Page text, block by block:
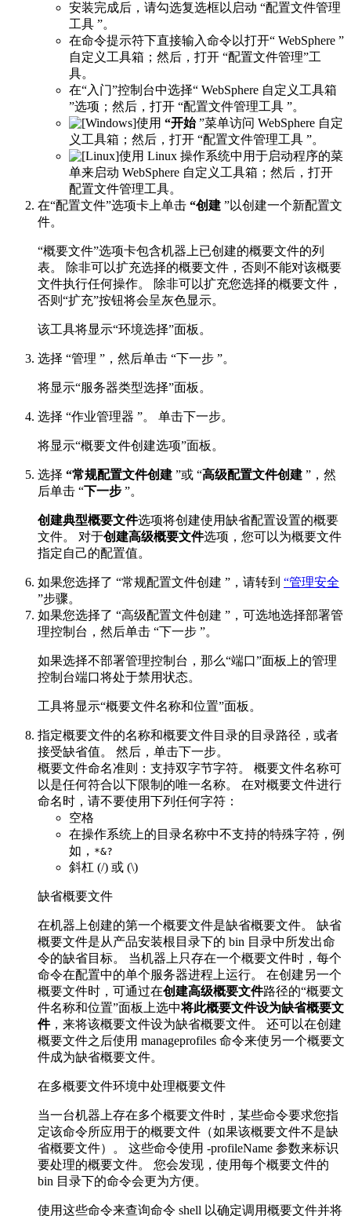
安装完成后，请勾选复选框以启动 “配置文件管理
工具 ”。
在命令提示符下直接输入命令以打开“ WebSphere ”
自定义工具箱；然后，打开 “配置文件管理”工
具。
在“入门”控制台中选择“ WebSphere 自定义工具箱
”选项；然后，打开 “配置文件管理工具 ”。
使用 “开始”菜单访问 WebSphere 自定
义工具箱；然后，打开 “配置文件管理工具 ”。
使用 Linux 操作系统中用于启动程序的菜
单来启动 WebSphere 自定义工具箱；然后，打开
配置文件管理工具。
在“配置文件”选项卡上单击 “创建 ”以创建一个新配置文
件。
“概要文件”选项卡包含机器上已创建的概要文件的列
表。 除非可以扩充选择的概要文件，否则不能对该概要
文件执行任何操作。 除非可以扩充您选择的概要文件，
否则“扩充”按钮将会呈灰色显示。
该工具将显示“环境选择”面板。
选择 “管理 ”，然后单击 “下一步 ”。
将显示“服务器类型选择”面板。
选择 “作业管理器 ”。 单击下一步。
将显示“概要文件创建选项”面板。
选择 “常规配置文件创建 ”或 “高级配置文件创建 ”，然
后单击 “下一步 ”。
创建典型概要文件选项将创建使用缺省配置设置的概要
文件。 对于创建高级概要文件选项，您可以为概要文件
指定自己的配置值。
如果您选择了 “常规配置文件创建 ”，请转到 “管理安全
”步骤。
如果您选择了 “高级配置文件创建 ”，可选地选择部署管
理控制台，然后单击 “下一步 ”。
如果选择不部署管理控制台，那么“端口”面板上的管理
控制台端口将处于禁用状态。
工具将显示“概要文件名称和位置”面板。
指定概要文件的名称和概要文件目录的目录路径，或者
接受缺省值。 然后，单击下一步。
概要文件命名准则：支持双字节字符。 概要文件名称可
以是任何符合以下限制的唯一名称。 在对概要文件进行
命名时，请不要使用下列任何字符：
空格
在操作系统上的目录名称中不支持的特殊字符，例
如， *&?
斜杠 (/) 或 (\)
缺省概要文件
在机器上创建的第一个概要文件是缺省概要文件。 缺省
概要文件是从产品安装根目录下的 bin 目录中所发出命
令的缺省目标。 当机器上只存在一个概要文件时，每个
命令在配置中的单个服务器进程上运行。 在创建另一个
概要文件时，可通过在创建高级概要文件路径的“概要文
件名称和位置”面板上选中将此概要文件设为缺省概要文
件，来将该概要文件设为缺省概要文件。 还可以在创建
概要文件之后使用 manageprofiles 命令来使另一个概要文
件成为缺省概要文件。
在多概要文件环境中处理概要文件
当一台机器上存在多个概要文件时，某些命令要求您指
定该命令所应用于的概要文件（如果该概要文件不是缺
省概要文件）。 这些命令使用 -profileName 参数来标识
要处理的概要文件。 您会发现，使用每个概要文件的
bin 目录下的命令会更为方便。
使用这些命令来查询命令 shell 以确定调用概要文件并将